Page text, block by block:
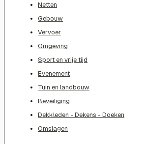
Netten
Gebouw
Vervoer
Omgeving
Sport en vrije tijd
Evenement
Tuin en landbouw
Beveiliging
Dekkleden - Dekens - Doeken
Omslagen